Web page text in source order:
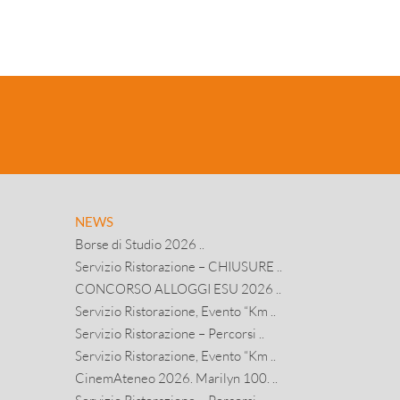
NEWS
Borse di Studio 2026 ..
Servizio Ristorazione – CHIUSURE ..
CONCORSO ALLOGGI ESU 2026 ..
Servizio Ristorazione, Evento “Km ..
Servizio Ristorazione – Percorsi ..
Servizio Ristorazione, Evento “Km ..
CinemAteneo 2026. Marilyn 100. ..